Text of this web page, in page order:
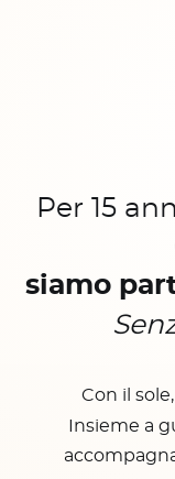
Per 15
siamo
Con il
Insieme a